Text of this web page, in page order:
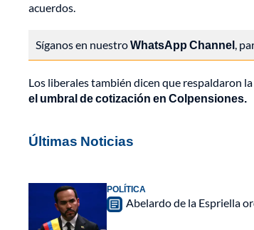
acuerdos.
Síganos en nuestroWhatsApp Channel,
Los liberales también dicen que respaldaron
el umbral de cotización en Colpensiones.
Últimas Noticias
POLÍTICA
Abelardo de la Espriella